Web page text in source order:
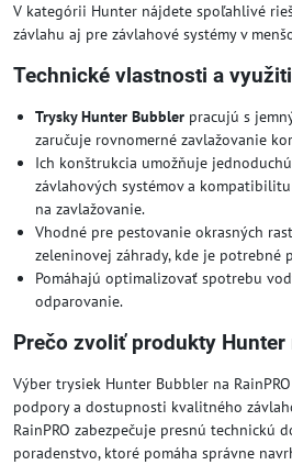
V kategórii Hunter nájdete spoľahlivé
závlahu aj pre závlahové systémy v
Technické vlastnosti a
Trysky Hunter Bubbler pracujú s
zaručuje rovnomerné zavlažovanie
Ich konštrukcia umožňuje
závlahových systémov a
na zavlažovanie.
Vhodné pre pestovanie okrasných
zeleninovej záhrady, kde je potrebné
Pomáhajú optimalizovať spotrebu
odparovanie.
Prečo zvoliť produkty Hunter
Výber trysiek Hunter Bubbler na
podpory a dostupnosti kvalitného
RainPRO zabezpečuje presnú technickú
poradenstvo, ktoré pomáha správne